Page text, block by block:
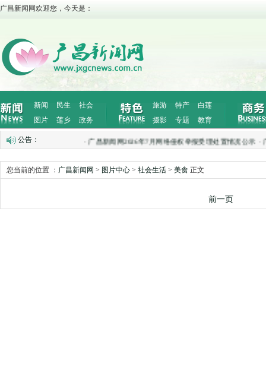
广昌新闻网欢迎您，今天是：
新闻 民生
社会
图片
莲乡 政务
旅游 特产
白莲
摄影
专题 教育
公告： 广昌新闻网2026年7月网络侵权举报受理处置情况公示·广
您当前的位置 ： 广昌新闻网 > 图片中心 > 社会生活 > 美食 正文
前一页